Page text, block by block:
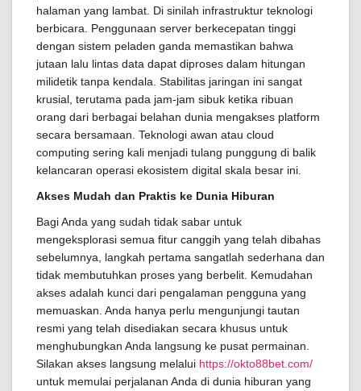
halaman yang lambat. Di sinilah infrastruktur teknologi
berbicara. Penggunaan server berkecepatan tinggi
dengan sistem peladen ganda memastikan bahwa
jutaan lalu lintas data dapat diproses dalam hitungan
milidetik tanpa kendala. Stabilitas jaringan ini sangat
krusial, terutama pada jam-jam sibuk ketika ribuan
orang dari berbagai belahan dunia mengakses platform
secara bersamaan. Teknologi awan atau cloud
computing sering kali menjadi tulang punggung di balik
kelancaran operasi ekosistem digital skala besar ini.
Akses Mudah dan Praktis ke Dunia Hiburan
Bagi Anda yang sudah tidak sabar untuk
mengeksplorasi semua fitur canggih yang telah dibahas
sebelumnya, langkah pertama sangatlah sederhana dan
tidak membutuhkan proses yang berbelit. Kemudahan
akses adalah kunci dari pengalaman pengguna yang
memuaskan. Anda hanya perlu mengunjungi tautan
resmi yang telah disediakan secara khusus untuk
menghubungkan Anda langsung ke pusat permainan.
Silakan akses langsung melalui https://okto88bet.com/
untuk memulai perjalanan Anda di dunia hiburan yang